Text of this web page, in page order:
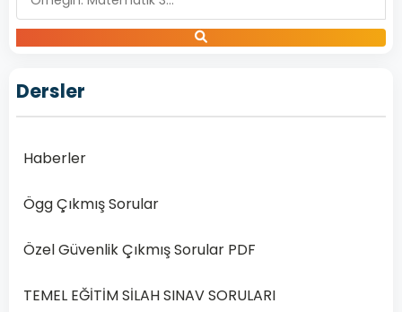
Soruları
Çöz
110.
Dönem
Güvenlik
Sınav
Özel
görevlisi…
Dersler
Haberler
Ögg Çıkmış Sorular
Özel Güvenlik Çıkmış Sorular PDF
TEMEL EĞİTİM SİLAH SINAV SORULARI